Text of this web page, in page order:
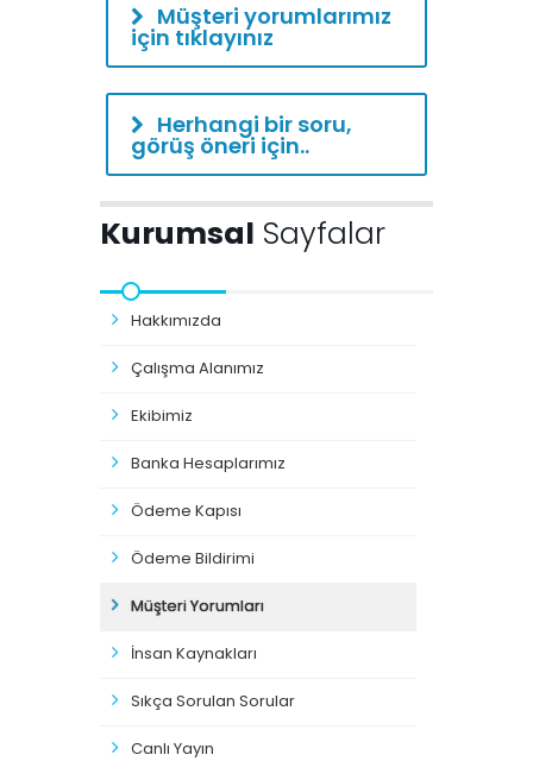
Müşteri yorumlarımız
için tıklayınız
Herhangi bir soru,
görüş öneri için..
Kurumsal Sayfalar
Hakkımızda
Çalışma Alanımız
Ekibimiz
Banka Hesaplarımız
Ödeme Kapısı
Ödeme Bildirimi
Müşteri Yorumları
İnsan Kaynakları
Sıkça Sorulan Sorular
Canlı Yayın